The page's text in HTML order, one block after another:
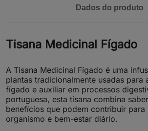
Dados do produto
Tisana Medicinal Fígado
A Tisana Medicinal Fígado é uma
plantas tradicionalmente usadas para
fígado e auxiliar em processos
portuguesa, esta tisana combina
benefícios que podem contribuir
organismo e bem-estar diário.